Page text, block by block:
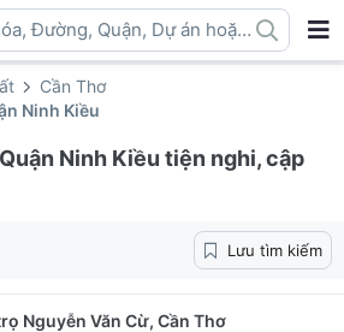
Đường, Quận, Dự án hoặc
...
Cần Thơ
Ninh Kiều
Ninh Kiều tiện nghi, cập
Lưu tìm kiếm
Nguyễn Văn Cừ, Cần Thơ